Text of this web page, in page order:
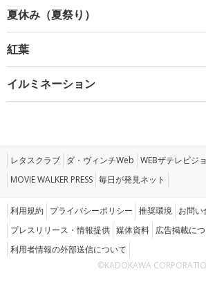
夏休み（夏祭り）
紅葉
イルミネーション
レタスクラブ ダ・ヴィンチWeb WEBザテレビジ
MOVIE WALKER PRESS 毎日が発見ネット
利用規約 プライバシーポリシー 推奨環境 お問い
プレスリリース・情報提供 媒体資料 広告掲載に
利用者情報の外部送信について
©KADOKAWA